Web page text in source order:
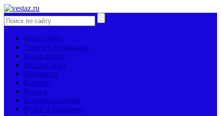
карта сайта
Тюнинг и стайлинг
Веста Кросс
Веста Спорт
Жидкости
Климат
Колеса
Коробка передач
Кузов и багажник